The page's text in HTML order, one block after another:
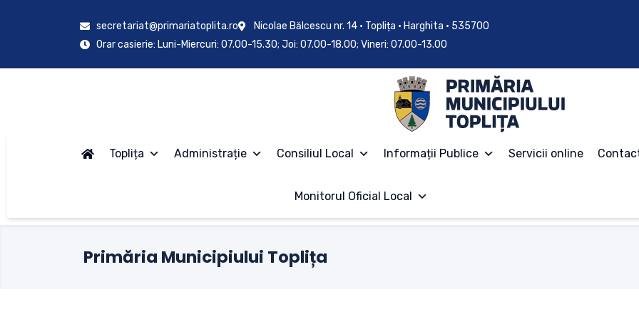
secretariat@primariatoplita.ro
Nicolae Bălcescu nr. 14 • Toplița • Harghita • 535700
Orar casierie: Luni-Miercuri: 07.00-15.30; Joi: 07.00-18.00; Vineri: 07.00-13.00
Toplița Administrație Consiliul Local Informații Publice Servicii online
Monitorul Oficial Local
Primăria Municipiului Toplița